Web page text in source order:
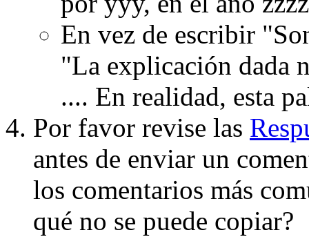
En vez de escribir
"La explicación dada
.... En realidad, esta
Por favor revise las
antes de enviar un
los comentarios más
qué no se puede copiar?